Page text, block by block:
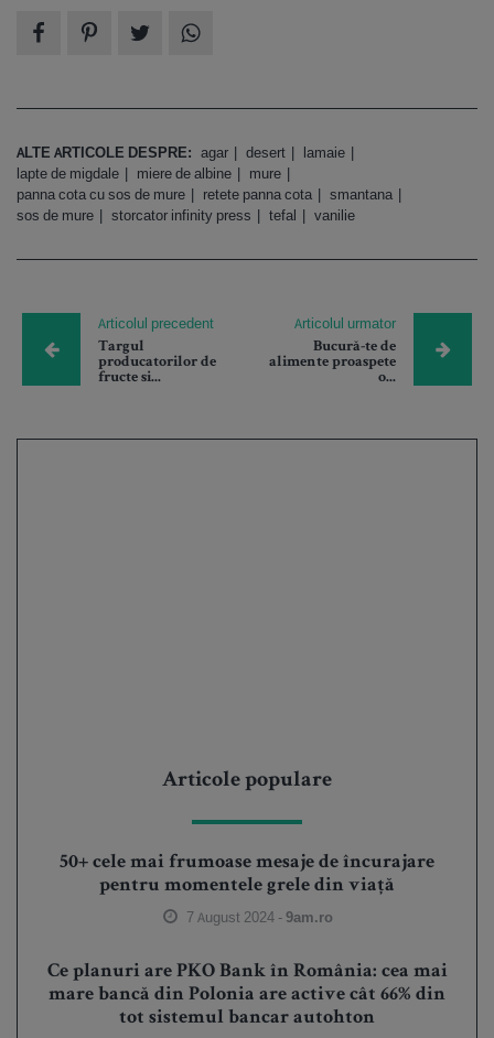
ALTE ARTICOLE DESPRE: agar desert
lamaie
lapte de migdale
miere de albine
mure
panna cota cu sos de mure
retete panna cota
smantana
sos de mure
storcator infinity press tefal vanilie
Articolul precedent
Targul
producatorilor de
fructe si...
Articolul urmator
Bucură-te de
alimente proaspete
o...
Articole populare
50+ cele mai frumoase mesaje de încurajare
pentru momentele grele din viață
7 August 2024 -9am.ro
Ce planuri are PKO Bank în România: cea mai
mare bancă din Polonia are active cât 66% din
tot sistemul bancar autohton